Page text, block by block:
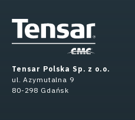
Tensar Polska Sp. z o.o.
ul. Azymutalna 9
80-298 Gdańsk